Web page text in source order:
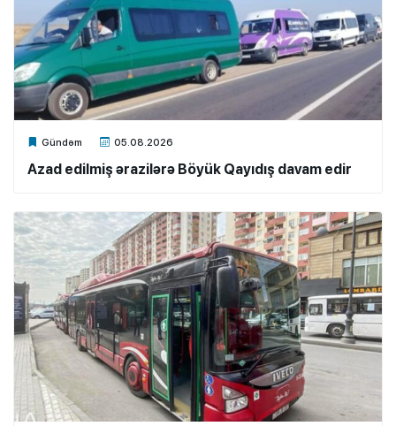
Gündəm 05.08.2026
Xalq.Online
Azad edilmiş ərazilərə Böyük Qayıdış davam edir